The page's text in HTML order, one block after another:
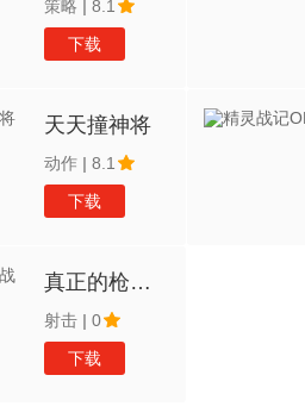
策略
8.1
下载
天天撞神将
动作 | 8.1
下载
真正的枪战射
射击 | 0
下载